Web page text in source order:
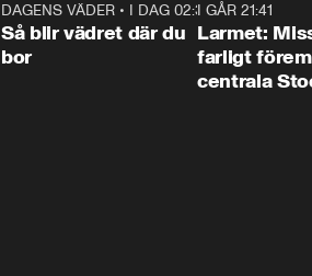
1:06
DAGENS VÄDER • I DAG 02:30
Så blir vädret där du
bor
I GÅR 21:41
Larmet:
farligt
centrala